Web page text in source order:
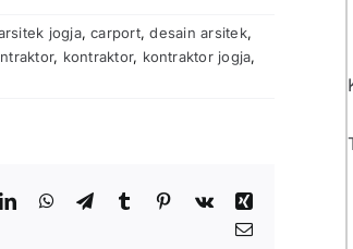
jogja,carport,desain arsitek,
, kontraktor, kontraktor jogja,
LinkedInWhatsApp
TelegramTumblr Pinterest
Vk
Xing
Email